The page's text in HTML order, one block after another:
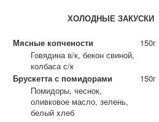
ХОЛОДНЫЕ ЗАКУСКИ
Мясные копчености 150г
Говядина в/к, бекон свиной,
колбаса с/к
Брускетта с помидорами
150г
Помидоры, чеснок,
оливковое масло, зелень,
белый хлеб